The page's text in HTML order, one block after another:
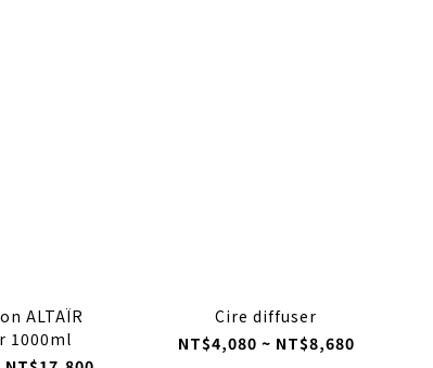
ALTAÏR
1000ml
Cire diffuser
NT$4,080 ~ NT$8,680